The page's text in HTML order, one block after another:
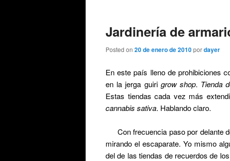
Jardinería de
Posted on 20 de enero de 2010pordayer
En este país lleno de prohibiciones
en la jerga guiri grow shop. Tienda
Estas tiendas cada vez más
cannabis sativa. Hablando claro.
Con frecuencia paso por delante
mirando el escaparate. Yo mismo
del de las tiendas de recuerdos de